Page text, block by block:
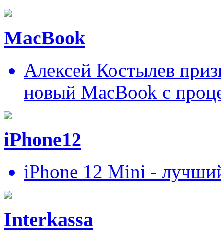
MacBook
Алексей Костылев
новый MacBook c
iPhone12
iPhone 12 Mini -
Interkassa